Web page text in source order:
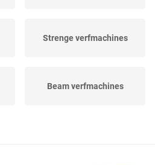
Strenge verfmachines
Beam verfmachines